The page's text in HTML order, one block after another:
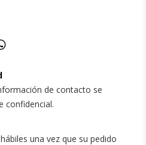
de contacto se
confidencial.
una vez que su pedido